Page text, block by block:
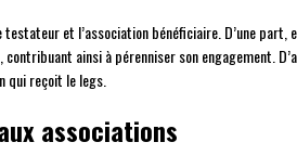
et l’association bénéficiaire. D’une part,
ainsi à pérenniser son engagement.
qui reçoit le legs.
associations